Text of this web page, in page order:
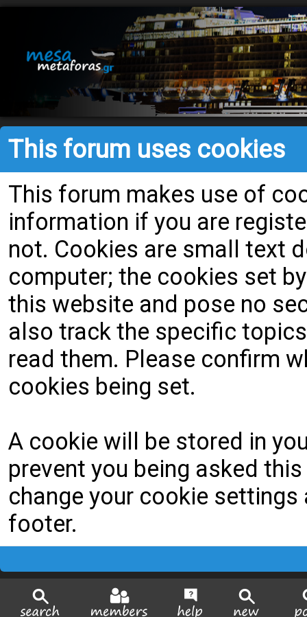
This forum uses cookies
This forum makes use of
information if you are
not. Cookies are small text
computer; the cookies set
this website and pose no
also track the specific
read them. Please confirm
cookies being set.
A cookie will be stored in
prevent you being asked
change your cookie
footer.